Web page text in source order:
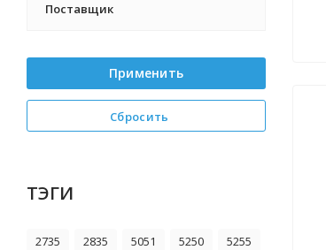
Поставщик
Применить
Сбросить
ТЭГИ
2735 2835 5051 5250
5255